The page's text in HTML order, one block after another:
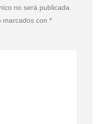
no será publicada.
marcados con *